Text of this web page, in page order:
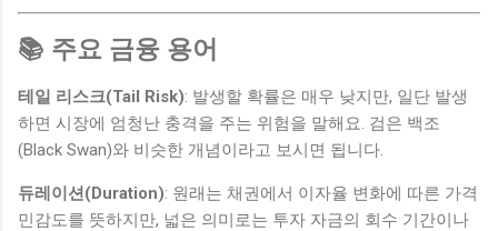
📚 주요 금융 용어
테일 리스크(Tail Risk): 발생할 확률은 매우 낮지만, 일단 발생
하면 시장에 엄청난 충격을 주는 위험을 말해요. 검은 백조
(Black Swan)와 비슷한 개념이라고 보시면 됩니다.
듀레이션(Duration): 원래는 채권에서 이자율 변화에 따른 가격
민감도를 뜻하지만, 넓은 의미로는 투자 자금의 회수 기간이나